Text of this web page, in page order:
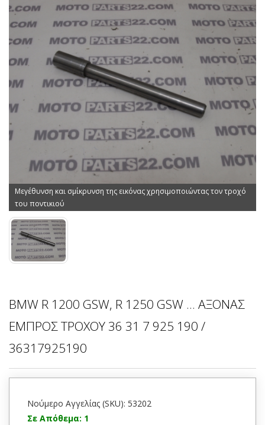
Μεγέθυνση και σμίκρυνση της εικόνας χρησιμοποιώντας τον τροχό
του ποντικιού
BMW R 1200 GSW, R 1250 GSW ... ΑΞΟΝΑΣ
ΕΜΠΡΟΣ ΤΡΟΧΟΥ 36 31 7 925 190 /
36317925190
Νούμερο Αγγελίας (SKU): 53202
Σε Απόθεμα: 1